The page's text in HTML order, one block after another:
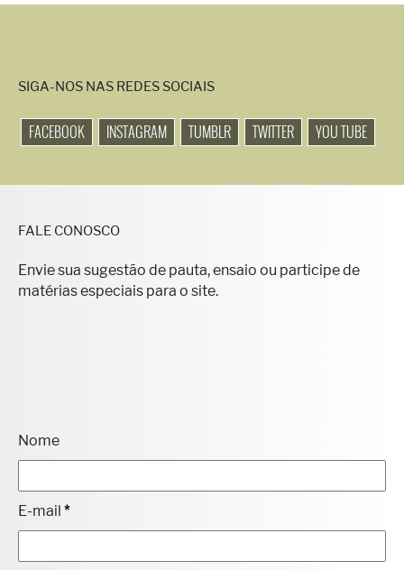
SIGA-NOS NAS REDES SOCIAIS
FACEBOOK INSTAGRAM TUMBLR TWITTER YOU TUBE
FALE CONOSCO
Envie sua sugestão de pauta, ensaio ou participe de
matérias especiais para o site.
Nome
E-mail *